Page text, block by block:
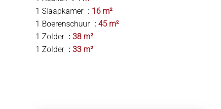
1 Slaapkamer
16 m²
1 Boerenschuur
45 m²
1 Zolder
38 m²
1 Zolder
33 m²